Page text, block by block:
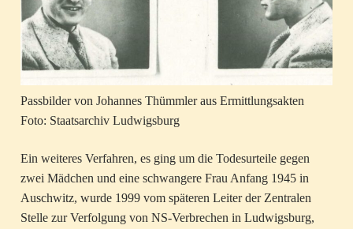
Passbilder von Johannes Thümmler aus Ermittlungsakten
Foto: Staatsarchiv Ludwigsburg
Ein weiteres Verfahren, es ging um die Todesurteile gegen
zwei Mädchen und eine schwangere Frau Anfang 1945 in
Auschwitz, wurde 1999 vom späteren Leiter der Zentralen
Stelle zur Verfolgung von NS-Verbrechen in Ludwigsburg,